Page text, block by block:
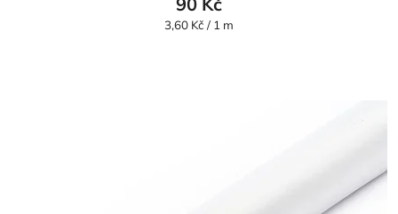
je
Měrná
3,60 Kč / 1 m